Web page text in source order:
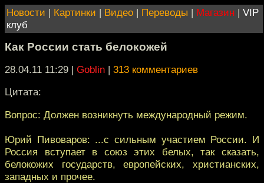
Новости | Картинки | Видео | Переводы | Магазин | VIP
клуб
Как России стать белокожей
28.04.11 11:29 | Goblin | 313 комментариев
Цитата:
Вопрос: Должен возникнуть международный режим.
Юрий Пивоваров: ...с сильным участием России. И
Россия вступает в союз этих белых, так сказать,
белокожих государств, европейских, христианских,
западных и прочее.